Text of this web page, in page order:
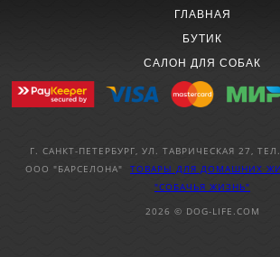
ГЛАВНАЯ
БУТИК
САЛОН ДЛЯ СОБАК
Г. САНКТ-ПЕТЕРБУРГ, УЛ. ТАВРИЧЕСКАЯ 27,
ООО "БАРСЕЛОНА" ТОВАРЫ ДЛЯ ДОМАШНИХ
"СОБАЧЬЯ ЖИЗНЬ"
2026 © DOG-LIFE.COM